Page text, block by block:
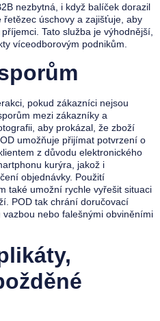
nezbytná, i když balíček dorazil
úschovy a zajišťuje, aby
Tato služba je výhodnější,
víceodborovým podnikům.
pokud zákazníci nejsou
mezi zákazníky a
aby prokázal, že zboží
umožňuje přijímat potvrzení o
z důvodu elektronického
kurýra, jakož i
objednávky. Použití
také umožní rychle vyřešit situaci
POD tak chrání doručovací
nebo falešnými obviněními